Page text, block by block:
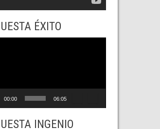
ÉXITO
00:00 06:05
INGENIO